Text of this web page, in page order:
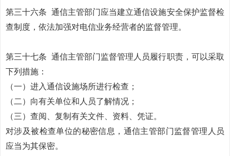
第三十六条 通信主管部门应当建立通信设施安全保护监督检
查制度，依法加强对电信业务经营者的监督管理。
第三十七条 通信主管部门监督管理人员履行职责，可以采取
下列措施：
（一）进入通信设施场所进行检查；
（二）向有关单位和人员了解情况；
（三）查阅、复制有关文件、资料、凭证。
对涉及被检查单位的秘密信息，通信主管部门监督管理人员
应当为其保密。